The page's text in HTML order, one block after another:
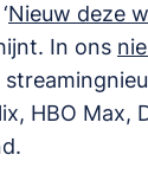
Nieuw deze
In ons
HBO Max,
.